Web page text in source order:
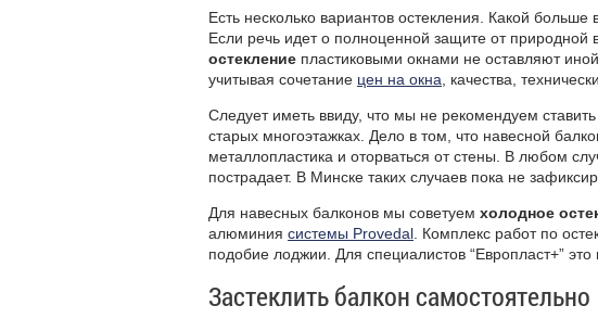
Есть несколько вариантов остекления. Какой
Если речь идет о полноценной защите от природной
остекление пластиковыми окнами не оставляют
учитывая сочетание цен на окна, качества,
Следует иметь ввиду, что мы не рекомендуем
старых многоэтажках. Дело в том, что навесной
металлопластика и оторваться от стены. В любом
пострадает. В Минске таких случаев пока не
Для навесных балконов мы советуем холодное
алюминия системы Provedal. Комплекс работ по
подобие лоджии. Для специалистов “Европласт+” это
Застеклить балкон самостоятельно